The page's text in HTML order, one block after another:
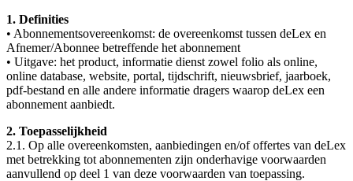
1. Definities
• Abonnementsovereenkomst: de overeenkomst tussen deLex en
Afnemer/Abonnee betreffende het abonnement
• Uitgave: het product, informatie dienst zowel folio als online,
online database, website, portal, tijdschrift, nieuwsbrief, jaarboek,
pdf-bestand en alle andere informatie dragers waarop deLex een
abonnement aanbiedt.
2. Toepasselijkheid
2.1. Op alle overeenkomsten, aanbiedingen en/of offertes van deLex
met betrekking tot abonnementen zijn onderhavige voorwaarden
aanvullend op deel 1 van deze voorwaarden van toepassing.